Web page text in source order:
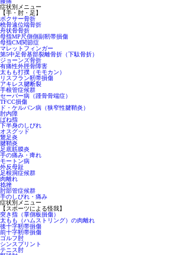
症状別メニュー
【手・肘・足】
ボクサー骨折
橈骨遠位端骨折
舟状骨骨折
母指MP尺側側副靭帯損傷
母指CM関節症
マレットフィンガー
第5中足骨基部裂離骨折（下駄骨折）
ジョーンズ骨折
有痛性外脛骨障害
太もも打撲（モモカン）
リスフラン靭帯損傷
アキレス腱断裂
手根管症候群
セーバー病（踵骨骨端症）
TFCC損傷
ド・ケルバン病（狭窄性腱鞘炎）
肘内障
ばね指
下半身のしびれ
オスグッド
鵞足炎
腱鞘炎
足底筋膜炎
手の痛み・痺れ
モートン病
外反母趾
足根洞症候群
肉離れ
捻挫
肘部管症候群
手のしびれ・痛み
症状別メニュー
【スポーツによる怪我】
突き指（掌側板損傷）
太もも（ハムストリング）の肉離れ
後十字靭帯損傷
前十字靭帯損傷
ゴルフ肘
シンスプリント
テニス肘